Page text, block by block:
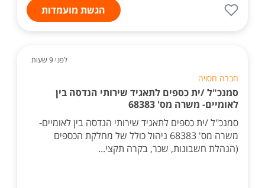
הגשת מועמדות
לפני 9 שעות
חברה חסויה
סמנכ"ל /ית כספים לתאגיד שירותי הנדסה בין
לאומיים- משרה מס' 68383
סמנכ"ל /ית כספים לתאגיד שירותי הנדסה בין לאומיים-
משרה מס' 68383 ניהול כולל של מחלקת הכספים
(הנהלת חשבונות, שכר, בקרה תקצי...